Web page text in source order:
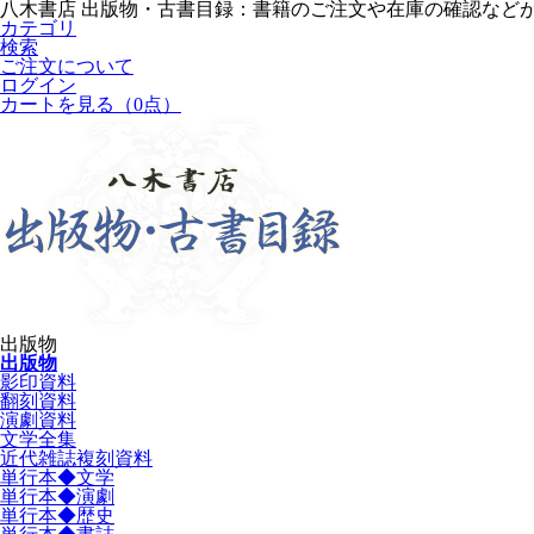
八木書店 出版物・古書目録：書籍のご注文や在庫の確認など
カテゴリ
検索
ご注文について
ログイン
カートを見る
（0点）
出版物
出版物
影印資料
翻刻資料
演劇資料
文学全集
近代雑誌複刻資料
単行本◆文学
単行本◆演劇
単行本◆歴史